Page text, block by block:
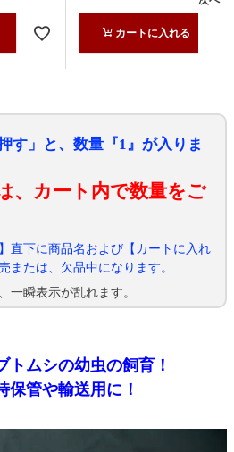
カートに入れる
す」と、数量『1』が入りま
、カート内で数量をご
直下に商品名および【カートに入れ
または、欠品中になります。
一瞬表示が乱れます。
トムシの幼虫の飼育！
保管や輸送用に！